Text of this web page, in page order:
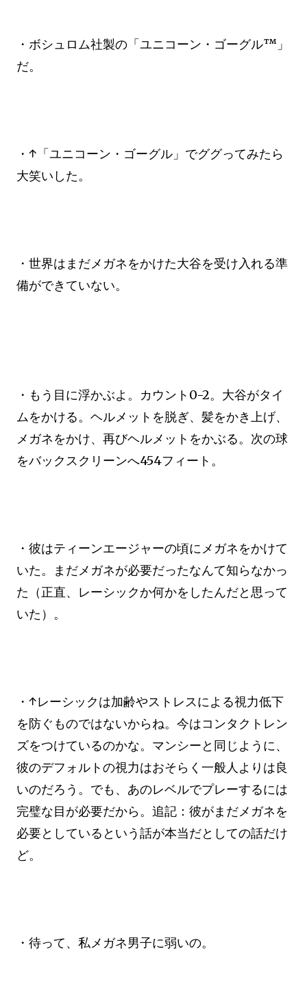
・ボシュロム社製の「ユニコーン・ゴーグル™」
だ。
・↑「ユニコーン・ゴーグル」でググってみたら
大笑いした。
・世界はまだメガネをかけた大谷を受け入れる準
備ができていない。
・もう目に浮かぶよ。カウント0-2。大谷がタイ
ムをかける。ヘルメットを脱ぎ、髪をかき上げ、
メガネをかけ、再びヘルメットをかぶる。次の球
をバックスクリーンへ454フィート。
・彼はティーンエージャーの頃にメガネをかけて
いた。まだメガネが必要だったなんて知らなかっ
た（正直、レーシックか何かをしたんだと思って
いた）。
・↑レーシックは加齢やストレスによる視力低下
を防ぐものではないからね。今はコンタクトレン
ズをつけているのかな。マンシーと同じように、
彼のデフォルトの視力はおそらく一般人よりは良
いのだろう。でも、あのレベルでプレーするには
完璧な目が必要だから。追記：彼がまだメガネを
必要としているという話が本当だとしての話だけ
ど。
・待って、私メガネ男子に弱いの。